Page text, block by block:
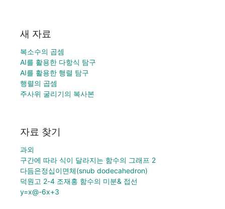
새 자료
복소수의 곱셈
AI를 활용한 다항식 탐구
AI를 활용한 행렬 탐구
행렬의 곱셈
주사위 굴리기의 복사본
자료 찾기
과외
구간에 따라 식이 달라지는 함수의 그래프 2
다듬은정십이면체(snub dodecahedron)
덕원고 2-4 조재홍 함수의 미분& 접선
y=x@-6x+3